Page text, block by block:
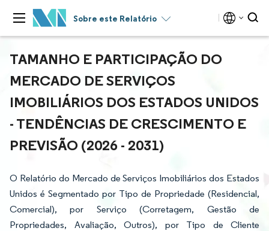
Sobre este Relatório
TAMANHO E PARTICIPAÇÃO DO
MERCADO DE SERVIÇOS
IMOBILIÁRIOS DOS ESTADOS UNIDOS
- TENDÊNCIAS DE CRESCIMENTO E
PREVISÃO (2026 - 2031)
O Relatório do Mercado de Serviços Imobiliários dos Estados
Unidos é Segmentado por Tipo de Propriedade (Residencial,
Comercial), por Serviço (Corretagem, Gestão de
Propriedades, Avaliação, Outros), por Tipo de Cliente